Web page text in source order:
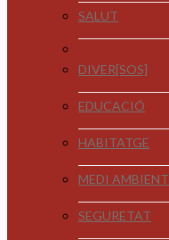
SALUT
DIVER[SOS]
EDUCACIÓ
HABITATGE
MEDI AMBIENT
SEGURETAT